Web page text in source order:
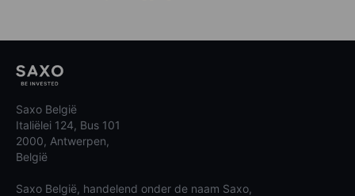
Saxo België
Italiëlei 124, Bus 101
2000, Antwerpen,
België
Saxo België, handelend onder de naam Saxo,